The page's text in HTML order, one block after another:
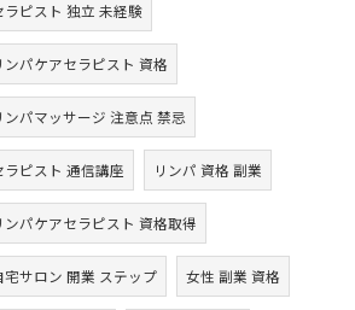
ラピスト 独立 未経験
ンパケアセラピスト 資格
ンパマッサージ 注意点 禁忌
ラピスト 通信講座 リンパ 資格 副業
ンパケアセラピスト 資格取得
宅サロン 開業 ステップ 女性 副業 資格